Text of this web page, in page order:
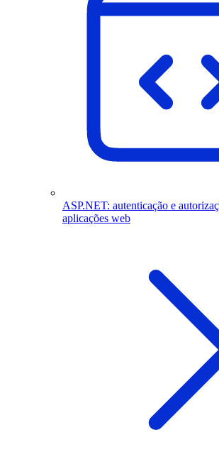
ASP.NET: autenticação e
aplicações web